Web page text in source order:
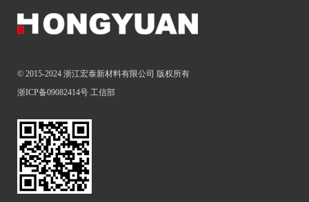
© 2015-2024 浙江宏泰新材料有限公司 版权所有
浙ICP备09082414号 工信部